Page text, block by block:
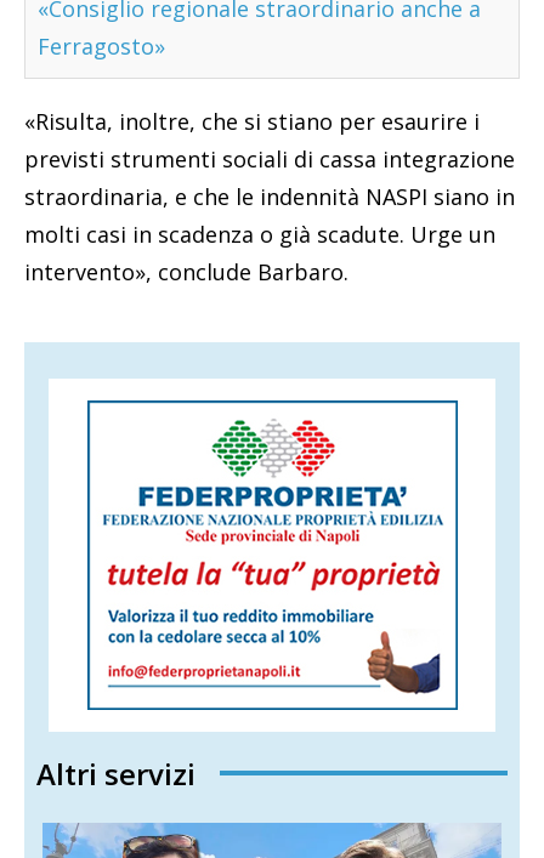
«Consiglio regionale straordinario anche a
Ferragosto»
«Risulta, inoltre, che si stiano per esaurire i
previsti strumenti sociali di cassa integrazione
straordinaria, e che le indennità NASPI siano in
molti casi in scadenza o già scadute. Urge un
intervento», conclude Barbaro.
Altri servizi